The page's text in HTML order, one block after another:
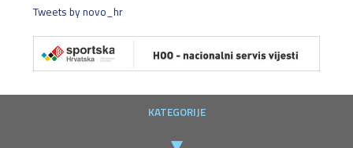
Tweets by novo_hr
KATEGORIJE